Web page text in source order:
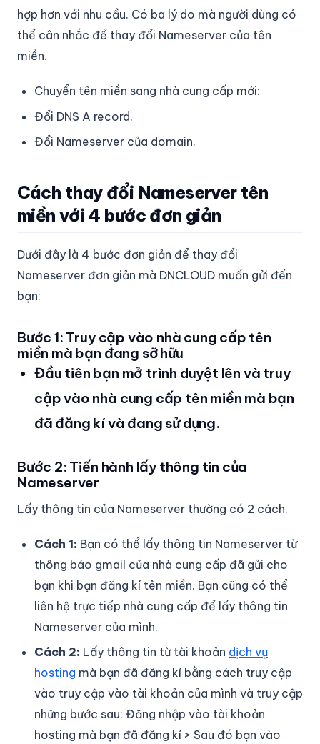
hợp hơn với nhu cầu. Có ba lý do mà người dùng có
thể cân nhắc để thay đổi Nameserver của tên
miền.
Chuyển tên miền sang nhà cung cấp mới:
Đổi DNS A record.
Đổi Nameserver của domain.
Cách thay đổi Nameserver tên
miền với 4 bước đơn giản
Dưới đây là 4 bước đơn giản để thay đổi
Nameserver đơn giản mà DNCLOUD muốn gửi đến
bạn:
Bước 1: Truy cập vào nhà cung cấp tên
miền mà bạn đang sỡ hữu
Đầu tiên bạn mở trình duyệt lên và truy
cập vào nhà cung cấp tên miền mà bạn
đã đăng kí và đang sử dụng.
Bước 2: Tiến hành lấy thông tin của
Nameserver
Lấy thông tin của Nameserver thường có 2 cách.
Cách 1: Bạn có thể lấy thông tin Nameserver từ
thông báo gmail của nhà cung cấp đã gửi cho
bạn khi bạn đăng kí tên miền. Bạn cũng có thể
liên hệ trực tiếp nhà cung cấp để lấy thông tin
Nameserver của mình.
Cách 2: Lấy thông tin từ tài khoản dịch vụ
hosting mà bạn đã đăng kí bằng cách truy cập
vào truy cập vào tài khoản của mình và truy cập
những bước sau: Đăng nhập vào tài khoản
hosting mà bạn đã đăng kí > Sau đó bạn vào